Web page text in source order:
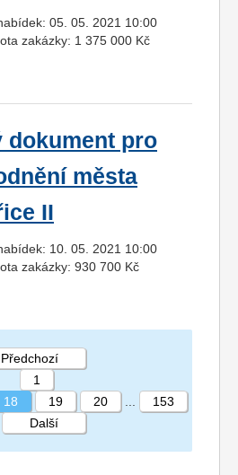
05. 05. 2021 10:00
zakázky: 1 375 000 Kč
dokument pro
města
II
10. 05. 2021 10:00
zakázky: 930 700 Kč
18 153
Předchozí
1
18 19 20
153
Další